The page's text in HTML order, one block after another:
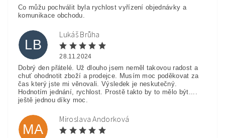
Co můžu pochválit byla rychlost vyřízení objednávky a
komunikace obchodu.
LB
Lukáš Brůha
28.11.2024
Dobrý den přátelé. Už dlouho jsem neměl takovou radost a
chuť ohodnotit zboží a prodejce. Musím moc poděkovat za
čas který jste mi věnovali. Výsledek je neskutečný.
Hodnotím jednání, rychlost. Prostě takto by to mělo být....
ještě jednou díky moc.
MA
Miroslava Andorková